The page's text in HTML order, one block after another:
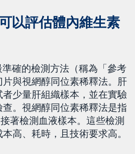
以評估體內維生素
準確的檢測方法（稱為「參考
與視網醇同位素稀釋法。肝
少量肝組織樣本，並在實驗
。視網醇同位素稀釋法是指
著檢測血液樣本。這些檢測
高、耗時，且技術要求高。